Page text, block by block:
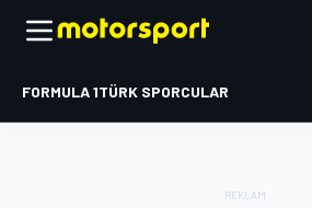
FORMULA 1TÜRK SPORCULAR